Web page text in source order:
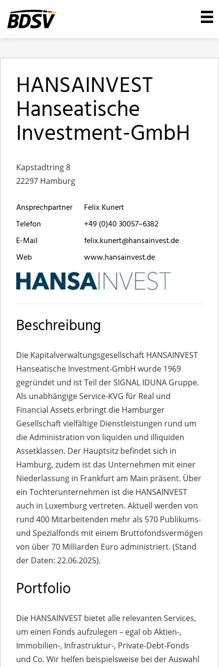
HANSAINVEST
Hanseatische
Investment-GmbH
Kapstadtring 8
22297 Hamburg
Ansprechpartner
Felix Kunert
Telefon
+49 (0)40 30057–6382
E-Mail
felix.kunert@hansainvest.de
Web
www.hansainvest.de
Beschreibung
Die Kapitalverwaltungsgesellschaft HANSAINVEST
Hanseatische Investment-GmbH wurde 1969
gegründet und ist Teil der SIGNAL IDUNA Gruppe.
Als unabhängige Service-KVG für Real und
Financial Assets erbringt die Hamburger
Gesellschaft vielfältige Dienstleistungen rund um
die Administration von liquiden und illiquiden
Assetklassen. Der Hauptsitz befindet sich in
Hamburg, zudem ist das Unternehmen mit einer
Niederlassung in Frankfurt am Main präsent. Über
ein Tochterunternehmen ist die HANSAINVEST
auch in Luxemburg vertreten. Aktuell werden von
rund 400 Mitarbeitenden mehr als 570 Publikums-
und Spezialfonds mit einem Bruttofondsvermögen
von über 70 Milliarden Euro administriert. (Stand
der Daten: 22.06.2025).
Portfolio
Die HANSAINVEST bietet alle relevanten Services,
um einen Fonds aufzulegen – egal ob Aktien-,
Immobilien-, Infrastruktur-, Private-Debt-Fonds
und Co. Wir helfen beispielsweise bei der Auswahl